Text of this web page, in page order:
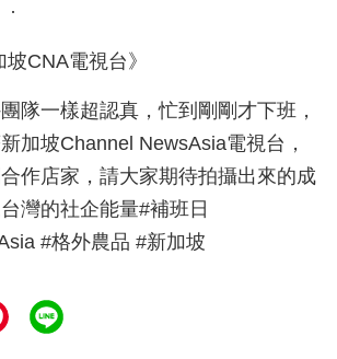
坡CNA電視台》
隊一樣超認真，忙到剛剛才下班，
加坡Channel NewsAsia電視台，
作店家，請大家期待拍攝出來的成
灣的社企能量#補班日
#格外農品 #新加坡